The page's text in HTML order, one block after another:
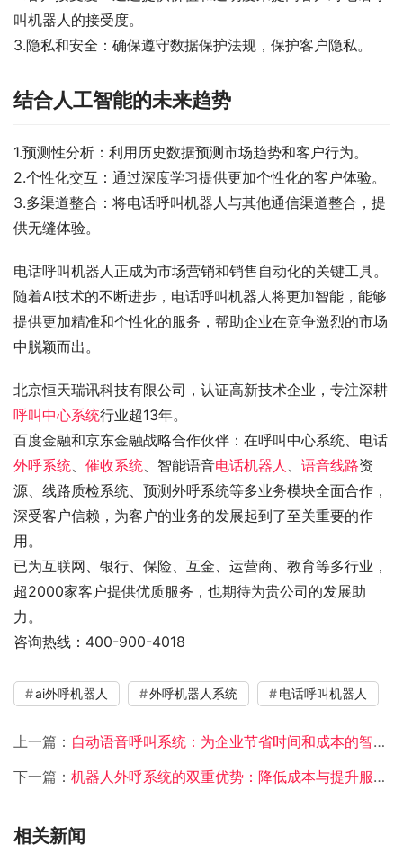
叫机器人的接受度。
3.隐私和安全：确保遵守数据保护法规，保护客户隐私。
结合人工智能的未来趋势
1.预测性分析：利用历史数据预测市场趋势和客户行为。
2.个性化交互：通过深度学习提供更加个性化的客户体验。
3.多渠道整合：将电话呼叫机器人与其他通信渠道整合，提
供无缝体验。
电话呼叫机器人正成为市场营销和销售自动化的关键工具。
随着AI技术的不断进步，电话呼叫机器人将更加智能，能够
提供更加精准和个性化的服务，帮助企业在竞争激烈的市场
中脱颖而出。
北京恒天瑞讯科技有限公司，认证高新技术企业，专注深耕
呼叫中心系统行业超13年。
百度金融和京东金融战略合作伙伴：在呼叫中心系统、电话
外呼系统、 催收系统、智能语音电话机器人 、 语音线路资
源、线路质检系统、预测外呼系统等多业务模块全面合作，
深受客户信赖，为客户的业务的发展起到了至关重要的作
用。
已为互联网、银行、保险、互金、运营商、教育等多行业，
超2000家客户提供优质服务，也期待为贵公司的发展助
力。
咨询热线：400-900-4018
ai外呼机器人 外呼机器人系统 电话呼叫机器人
上一篇： 自动语音呼叫系统：为企业节省时间和成本的智能选择
下一篇： 机器人外呼系统的双重优势：降低成本与提升服务质量
相关新闻